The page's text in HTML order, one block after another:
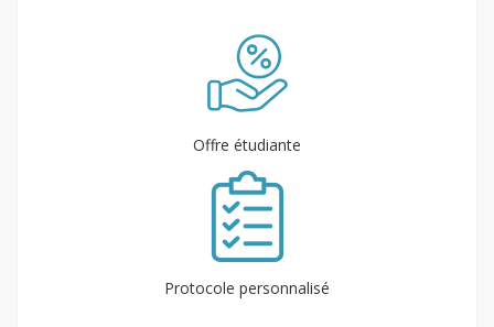
Offre étudiante
Protocole personnalisé